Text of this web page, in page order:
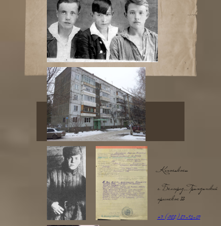
Контакты
г. Белгород, Гражданский
проспект 33
+7 (4722) 27-98-07